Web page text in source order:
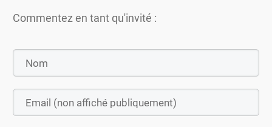
Commentez en tant qu'invité :